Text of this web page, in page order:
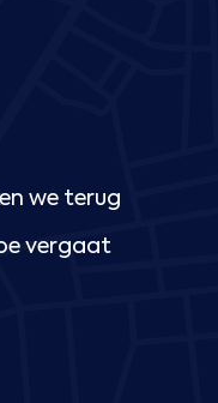
we terug
vergaat